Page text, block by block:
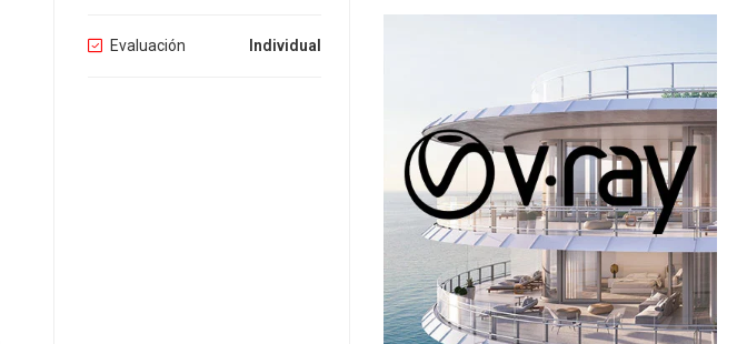
Evaluación Individual